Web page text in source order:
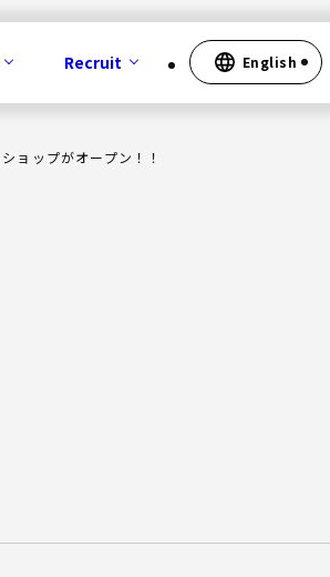
Recruit English
ョップがオープン！！